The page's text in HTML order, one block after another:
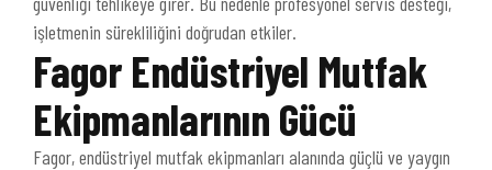
işletmenin sürekliliğini doğrudan etkiler.
Fagor Endüstriyel Mutfak
Ekipmanlarının Gücü
Fagor, endüstriyel mutfak ekipmanları alanında güçlü ve yaygın